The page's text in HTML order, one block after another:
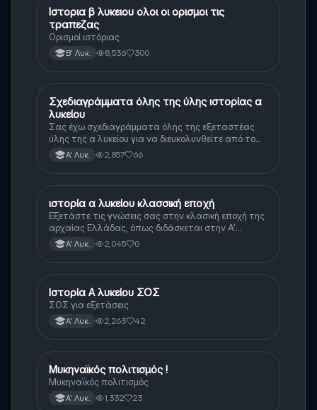
Ιστορία
Ιστορια β λυκειου ολοι οι ορισμοι τις
τραπεζας
Ορισμοί ιστόριας
Β' Λυκ. 8,536 300
Ιστορία
Σχεδιαγράμματα όλης της ύλης ιστορίας α
λυκείου
Σας έχω σχεδιαγράμματα όλης της εξεταστέας
ύλης της α λυκείου για να διευκολυνθείτε από το
τεράστιο βάρος του βιβλίου
Α' Λυκ. 2,857 66
Ιστορία
ιστορία α λυκείου κλασσική εποχή
Εξετάστε τις γνώσεις σας στην κλασική εποχή της
αρχαίας Ελλάδας, όπως διδάσκεται στην Α'
Λυκείου.Α' Λυκ. 2,045 0
Ιστορία
Ιστορία Α λυκείου ΣΟΣ
ΣΟΣ για εξετάσεις
Α' Λυκ. 2,263 42
Ιστορία
Μυκηναϊκός πολιτισμός !
Μυκηναϊκός πολιτισμός
Α' Λυκ. 1,332 23